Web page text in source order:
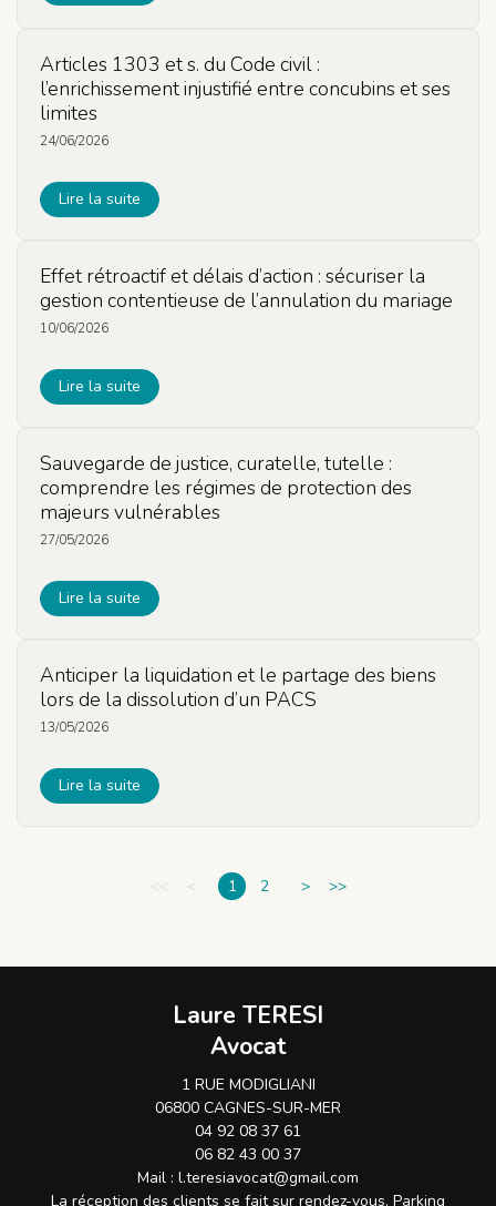
Articles 1303 et s. du Code civil :
l’enrichissement injustifié entre concubins et ses
limites
24/06/2026
Lire la suite
Effet rétroactif et délais d’action : sécuriser la
gestion contentieuse de l’annulation du mariage
10/06/2026
Lire la suite
Sauvegarde de justice, curatelle, tutelle :
comprendre les régimes de protection des
majeurs vulnérables
27/05/2026
Lire la suite
Anticiper la liquidation et le partage des biens
lors de la dissolution d’un PACS
13/05/2026
Lire la suite
<< < 1 2 > >>
Laure TERESI
Avocat
1 RUE MODIGLIANI
06800 CAGNES-SUR-MER
04 92 08 37 61
06 82 43 00 37
Mail : l.teresiavocat@gmail.com
La réception des clients se fait sur rendez-vous. Parking